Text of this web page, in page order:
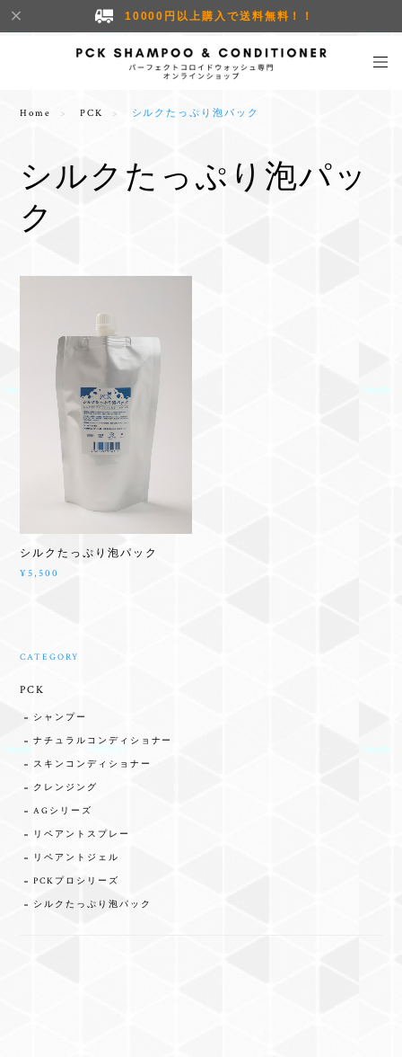
10000円以上購入で送料無料！！
Home PCK シルクたっぷり泡パック
シルクたっぷり泡パッ
ク
シルクたっぷり泡パック
¥5,500
CATEGORY
PCK
シャンプー
ナチュラルコンディショナー
スキンコンディショナー
クレンジング
AGシリーズ
リペアントスプレー
リペアントジェル
PCKプロシリーズ
シルクたっぷり泡パック